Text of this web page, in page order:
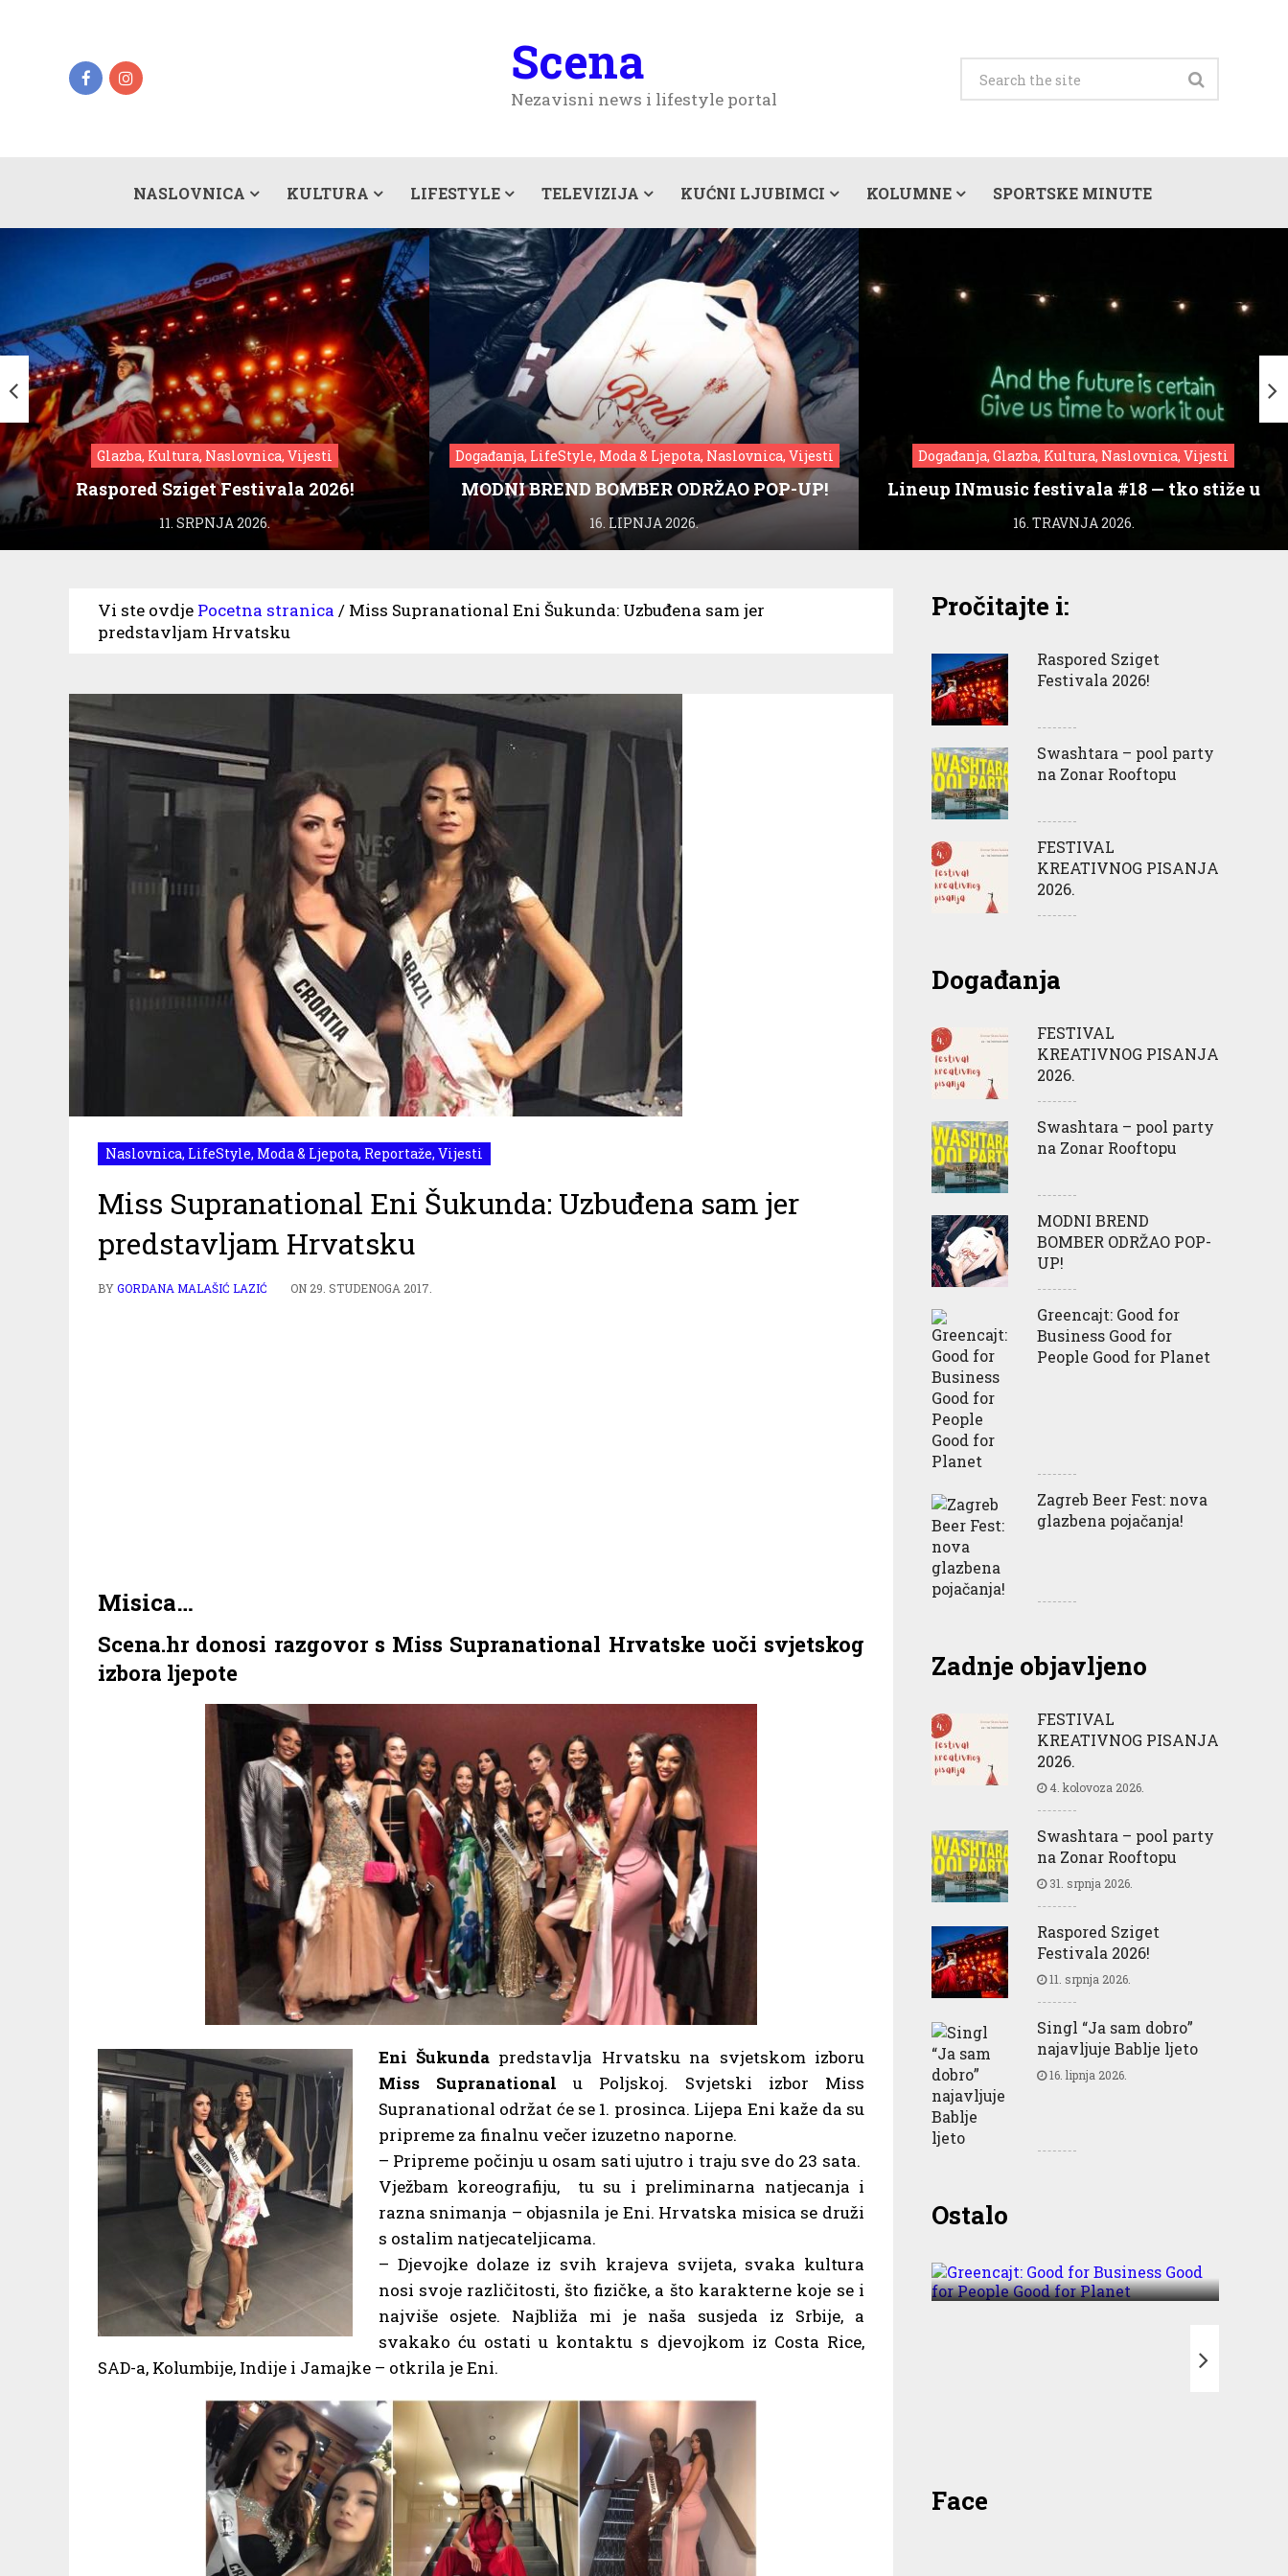
Scena
Nezavisni news i lifestyle portal
NASLOVNICA KULTURA LIFESTYLE TELEVIZIJA KUĆNI LJUBIMCI KOLUMNE SPORTSKE MINUTE
Glazba, Kultura, Naslovnica, Vijesti
Raspored Sziget Festivala 2026!
11. SRPNJA 2026.
Događanja, LifeStyle, Moda & Ljepota, Naslovnica, Vijesti
MODNI BREND BOMBER ODRŽAO POP-UP!
16. LIPNJA 2026.
Događanja, Glazba, Kultura, Naslovnica, Vijesti
Lineup INmusic festivala #18 — tko stiže u
Zagreb?
16. TRAVNJA 2026.
Vi ste ovdje Pocetna stranica / Miss Supranational Eni Šukunda: Uzbuđena sam jer
predstavljam Hrvatsku
Naslovnica, LifeStyle, Moda & Ljepota, Reportaže, Vijesti
Miss Supranational Eni Šukunda: Uzbuđena sam jer
predstavljam Hrvatsku
BYGORDANA MALAŠIĆ LAZIĆ ON 29. STUDENOGA 2017.
Misica…
Scena.hr donosi razgovor s Miss Supranational Hrvatske uoči svjetskog
izbora ljepote
Eni Šukunda predstavlja Hrvatsku na svjetskom izboru
Miss Supranational u Poljskoj. Svjetski izbor Miss
Supranational održat će se 1. prosinca. Lijepa Eni kaže da su
pripreme za finalnu večer izuzetno naporne.
– Pripreme počinju u osam sati ujutro i traju sve do 23 sata.
Vježbam koreografiju, tu su i preliminarna natjecanja i
razna snimanja – objasnila je Eni. Hrvatska misica se druži
s ostalim natjecateljicama.
– Djevojke dolaze iz svih krajeva svijeta, svaka kultura
nosi svoje različitosti, što fizičke, a što karakterne koje se i
najviše osjete. Najbliža mi je naša susjeda iz Srbije, a
svakako ću ostati u kontaktu s djevojkom iz Costa Rice,
SAD-a, Kolumbije, Indije i Jamajke – otkrila je Eni.
Pročitajte i:
Raspored Sziget
Festivala 2026!
Swashtara – pool party
na Zonar Rooftopu
FESTIVAL
KREATIVNOG PISANJA
2026.
Događanja
FESTIVAL
KREATIVNOG PISANJA
2026.
Swashtara – pool party
na Zonar Rooftopu
MODNI BREND
BOMBER ODRŽAO POP-
UP!
Greencajt: Good for
Business Good for
People Good for Planet
Zagreb Beer Fest: nova
glazbena pojačanja!
Zadnje objavljeno
FESTIVAL
KREATIVNOG PISANJA
2026.
4. kolovoza 2026.
Swashtara – pool party
na Zonar Rooftopu
31. srpnja 2026.
Raspored Sziget
Festivala 2026!
11. srpnja 2026.
Singl “Ja sam dobro”
najavljuje Bablje ljeto
16. lipnja 2026.
OstaloGreencajt: Good for
Business Good for People
Face